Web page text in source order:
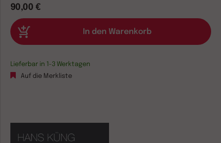
90,00 €
Lieferbar in 1-3 Werktagen
Auf die Merkliste